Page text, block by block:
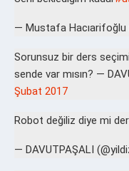
— Mustafa
Sorunsuz bir ders
sende var mısın? —
Şubat 2017
Robot değiliz diye mi
— DAVUTPAŞALI